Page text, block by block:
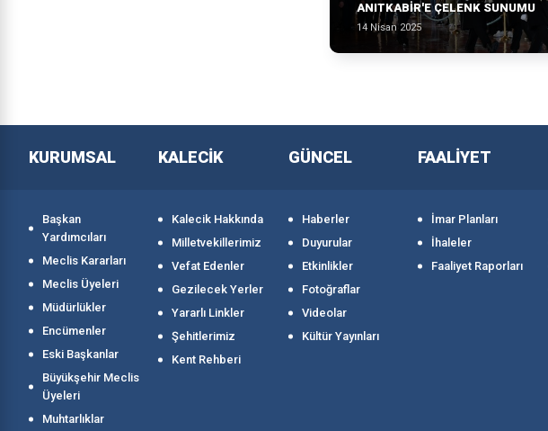
ANITKABİR'E ÇELENK SUNUMU
14 Nisan 2025
KURUMSAL
Başkan
Yardımcıları
Meclis Kararları
Meclis Üyeleri
Müdürlükler
Encümenler
Eski Başkanlar
Büyükşehir Meclis
Üyeleri
Muhtarlıklar
KALECİK
Kalecik Hakkında
Milletvekillerimiz
Vefat Edenler
Gezilecek Yerler
Yararlı Linkler
Şehitlerimiz
Kent Rehberi
GÜNCEL
Haberler
Duyurular
Etkinlikler
Fotoğraflar
Videolar
Kültür Yayınları
FAALİYET
İmar Planları
İhaleler
Faaliyet Raporları